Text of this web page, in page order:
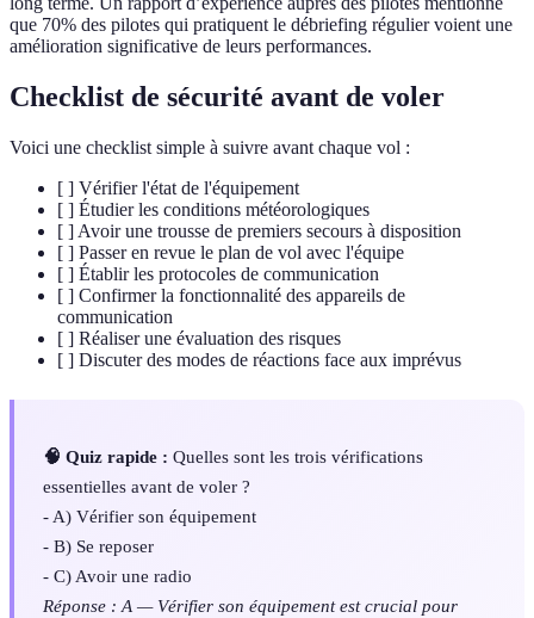
que 70% des pilotes qui pratiquent le débriefing régulier voient une
amélioration significative de leurs performances.
Checklist de sécurité avant de voler
Voici une checklist simple à suivre avant chaque vol :
[ ] Vérifier l'état de l'équipement
[ ] Étudier les conditions météorologiques
[ ] Avoir une trousse de premiers secours à disposition
[ ] Passer en revue le plan de vol avec l'équipe
[ ] Établir les protocoles de communication
[ ] Confirmer la fonctionnalité des appareils de
communication
[ ] Réaliser une évaluation des risques
[ ] Discuter des modes de réactions face aux imprévus
🧠 Quiz rapide : Quelles sont les trois vérifications
essentielles avant de voler ?
- A) Vérifier son équipement
- B) Se reposer
- C) Avoir une radio
Réponse : A — Vérifier son équipement est crucial pour